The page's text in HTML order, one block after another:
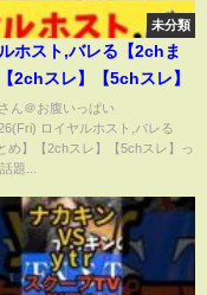
未分類
ホスト,バレる【2chま
2chスレ】【5chスレ】
ん＠お腹いっぱい
ロイヤルホスト,バレる
め】【2chスレ】【5chスレ】っ
題...